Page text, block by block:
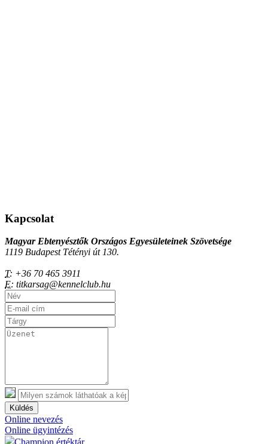
Kapcsolat
Magyar Ebtenyésztők Országos Egyesületeinek Szövetsége
1119 Budapest Tétényi út 130.
T: +36 70 465 3911
E: titkarsag@kennelclub.hu
Küldés
Online nevezés
Online ügyintézés